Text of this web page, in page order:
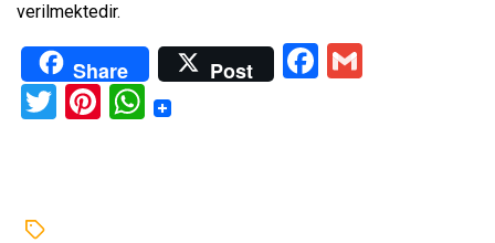
verilmektedir.
Share Post Facebook
Twitter
Pinterest
WhatsApp